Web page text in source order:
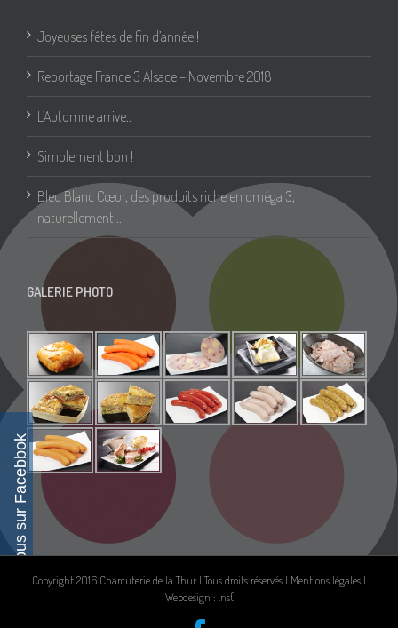
Joyeuses fêtes de fin d’année !
Reportage France 3 Alsace – Novembre 2018
L’Automne arrive..
Simplement bon !
Bleu Blanc Cœur, des produits riche en oméga 3,
naturellement ..
GALERIE PHOTO
Copyright 2016 Charcuterie de la Thur | Tous droits réservés | Mentions légales |
Webdesign : .ns{
Suivez-nous sur Facebbok